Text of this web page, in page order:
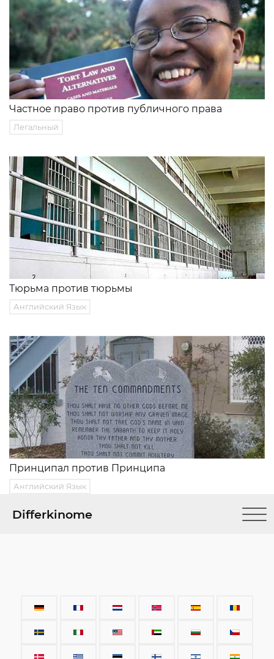
Частное право против публичного права
Легальный
Тюрьма против тюрьмы
Английский Язык
Принципал против Принципа
Английский Язык
Differkinome